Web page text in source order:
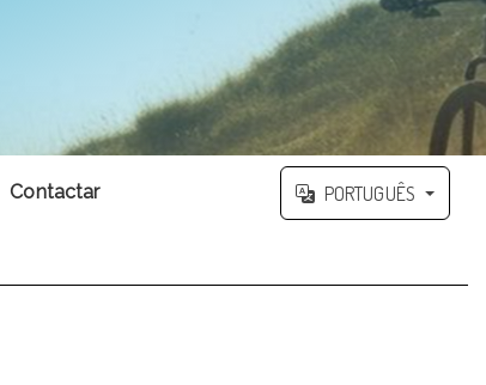
Contactar PORTUGUÊS